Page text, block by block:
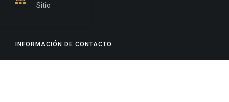
INFORMACIÓN DE CONTACTO
Sitio